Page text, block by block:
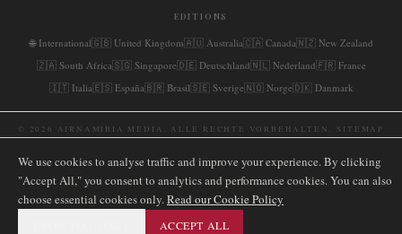
EDITIONS
🌐 International🇬🇧 United Kingdom🇦🇺 Australia🇨🇦 Canada🇳🇿 New Zealand
🇿🇦 South Africa🇸🇬 Singapore🇩🇪 Deutschland🇳🇱 Nederland🇫🇷 France
🇮🇹 Italia🇪🇸 España🇧🇷 Brasil🇸🇪 Sverige🇳🇴 Norge🇩🇰 Danmark
2026 AIRNAMIBIA MEDIA. ALLE RECHTE VORBEHALTEN. SITEMAP
We use cookies to analyse traffic and improve your experience. By clicking
"Accept All," you consent to analytics and performance cookies. You can also
choose essential cookies only.Read our Cookie Policy
ACCEPT ALL